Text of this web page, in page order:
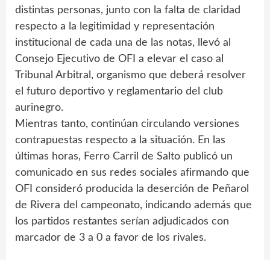
distintas personas, junto con la falta de claridad
respecto a la legitimidad y representación
institucional de cada una de las notas, llevó al
Consejo Ejecutivo de OFI a elevar el caso al
Tribunal Arbitral, organismo que deberá resolver
el futuro deportivo y reglamentario del club
aurinegro.
Mientras tanto, continúan circulando versiones
contrapuestas respecto a la situación. En las
últimas horas, Ferro Carril de Salto publicó un
comunicado en sus redes sociales afirmando que
OFI consideró producida la deserción de Peñarol
de Rivera del campeonato, indicando además que
los partidos restantes serían adjudicados con
marcador de 3 a 0 a favor de los rivales.